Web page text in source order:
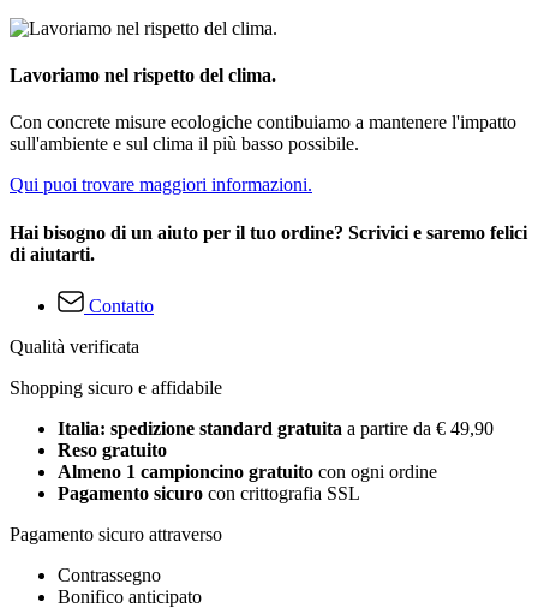
Lavoriamo nel rispetto del clima.
Con concrete misure ecologiche contibuiamo a mantenere l'impatto
sull'ambiente e sul clima il più basso possibile.
Qui puoi trovare maggiori informazioni.
Hai bisogno di un aiuto per il tuo ordine? Scrivici e saremo felici
di aiutarti.
Contatto
Qualità verificata
Shopping sicuro e affidabile
Italia: spedizione standard gratuita a partire da € 49,90
Reso gratuito
Almeno 1 campioncino gratuito con ogni ordine
Pagamento sicuro con crittografia SSL
Pagamento sicuro attraverso
Contrassegno
Bonifico anticipato